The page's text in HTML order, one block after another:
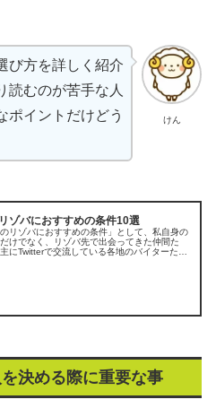
けん
び方を詳しく紹介
読むのが苦手な人
ポイントだけどう
ゾバにおすすめの条件10選
のリゾバにおすすめの条件」として、私自身の
けでなく、リゾバ先で出会ってきた仲間た
にTwitterで交流している各地のバイターた
決める際に重要な事